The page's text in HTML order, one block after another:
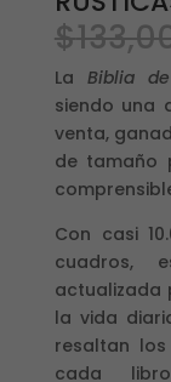
$
La Biblia
siendo una
venta,
de tamaño
Con casi
cuadros,
actualizada
la vida
resaltan
cada